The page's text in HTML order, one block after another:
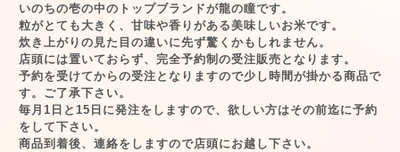
いのちの壱の中のトップブランドが龍の瞳です。
粒がとても大きく、甘味や香りがある美味しいお米です。
炊き上がりの見た目の違いに先ず驚くかもしれません。
店頭には置いておらず、完全予約制の受注販売となります。
予約を受けてからの受注となりますので少し時間が掛かる商品で
す。ご了承下さい。
毎月1日と15日に発注をしますので、欲しい方はその前迄に予約
をして下さい。
商品到着後、連絡をしますので店頭にお越し下さい。